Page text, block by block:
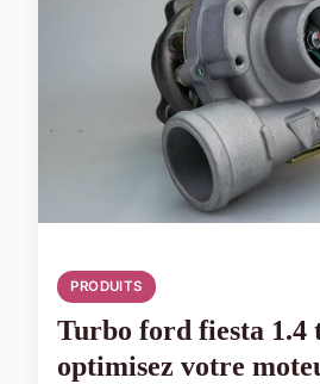
PRODUITS
Turbo ford fiesta 1.4
optimisez votre